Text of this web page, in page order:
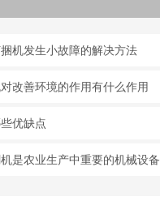
机发生小故障的解决方法
改善环境的作用有什么作用
优缺点
是农业生产中重要的机械设备